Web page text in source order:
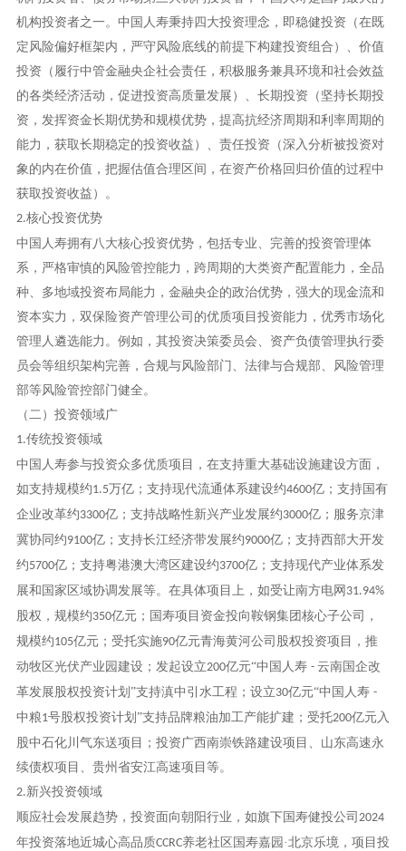
机构投资者之一。中国人寿秉持四大投资理念，即稳健投资（在既
定风险偏好框架内，严守风险底线的前提下构建投资组合）、价值
投资（履行中管金融央企社会责任，积极服务兼具环境和社会效益
的各类经济活动，促进投资高质量发展）、长期投资（坚持长期投
资，发挥资金长期优势和规模优势，提高抗经济周期和利率周期的
能力，获取长期稳定的投资收益）、责任投资（深入分析被投资对
象的内在价值，把握估值合理区间，在资产价格回归价值的过程中
获取投资收益）。
2.核心投资优势
中国人寿拥有八大核心投资优势，包括专业、完善的投资管理体
系，严格审慎的风险管控能力，跨周期的大类资产配置能力，全品
种、多地域投资布局能力，金融央企的政治优势，强大的现金流和
资本实力，双保险资产管理公司的优质项目投资能力，优秀市场化
管理人遴选能力。例如，其投资决策委员会、资产负债管理执行委
员会等组织架构完善，合规与风险部门、法律与合规部、风险管理
部等风险管控部门健全。
（二）投资领域广
1.传统投资领域
中国人寿参与投资众多优质项目，在支持重大基础设施建设方面，
如支持规模约1.5万亿；支持现代流通体系建设约4600亿；支持国有
企业改革约3300亿；支持战略性新兴产业发展约3000亿；服务京津
冀协同约9100亿；支持长江经济带发展约9000亿；支持西部大开发
约5700亿；支持粤港澳大湾区建设约3700亿；支持现代产业体系发
展和国家区域协调发展等。在具体项目上，如受让南方电网 31.94%
股权，规模约350亿元；国寿项目资金投向鞍钢集团核心子公司，
规模约105亿元；受托实施90亿元青海黄河公司股权投资项目，推
动牧区光伏产业园建设；发起设立200亿元“中国人寿 - 云南国企改
革发展股权投资计划”支持滇中引水工程；设立30亿元“中国人寿 -
中粮1号股权投资计划”支持品牌粮油加工产能扩建；受托200亿元入
股中石化川气东送项目；投资广西南崇铁路建设项目、山东高速永
续债权项目、贵州省安江高速项目等。
2.新兴投资领域
顺应社会发展趋势，投资面向朝阳行业，如旗下国寿健投公司 2024
年投资落地近城心高品质CCRC养老社区国寿嘉园·北京乐境，项目投